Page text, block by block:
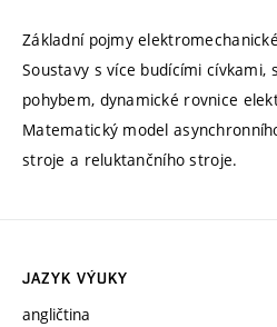
Základní pojmy
Soustavy s více budícími cívkami,
pohybem, dynamické rovnice
Matematický model
stroje a reluktančního stroje.
JAZYK VÝUKY
angličtina